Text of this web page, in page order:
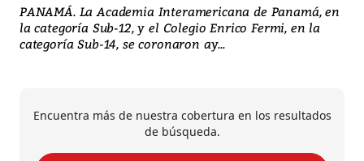
PANAMÁ. La Academia Interamericana de Panamá, en
la categoría Sub-12, y el Colegio Enrico Fermi, en la
categoría Sub-14, se coronaron ay...
Encuentra más de nuestra cobertura en los resultados
de búsqueda.